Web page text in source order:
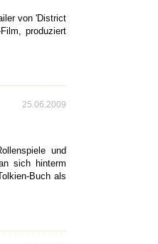
von 'District
produziert
25.06.2009
und
sich hinterm
Buch als